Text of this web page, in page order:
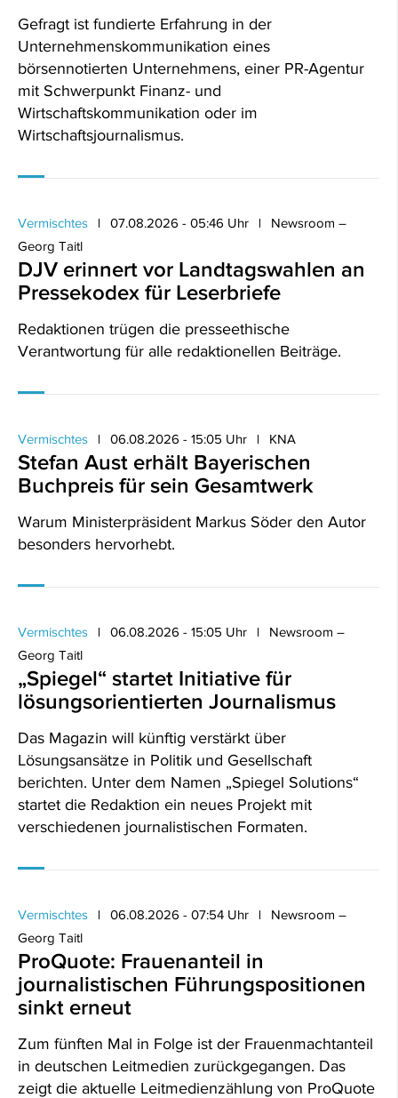
Gefragt ist fundierte Erfahrung in der
Unternehmenskommunikation eines
börsennotierten Unternehmens, einer PR-Agentur
mit Schwerpunkt Finanz- und
Wirtschaftskommunikation oder im
Wirtschaftsjournalismus.
Vermischtes 07.08.2026 - 05:46 Uhr
Newsroom –
Georg Taitl
DJV erinnert vor Landtagswahlen an
Pressekodex für Leserbriefe
Redaktionen trügen die presseethische
Verantwortung für alle redaktionellen Beiträge.
Vermischtes 06.08.2026 - 15:05 Uhr KNA
Stefan Aust erhält Bayerischen
Buchpreis für sein Gesamtwerk
Warum Ministerpräsident Markus Söder den Autor
besonders hervorhebt.
Vermischtes 06.08.2026 - 15:05 Uhr
Newsroom –
Georg Taitl
„Spiegel“ startet Initiative für
lösungsorientierten Journalismus
Das Magazin will künftig verstärkt über
Lösungsansätze in Politik und Gesellschaft
berichten. Unter dem Namen „Spiegel Solutions“
startet die Redaktion ein neues Projekt mit
verschiedenen journalistischen Formaten.
Vermischtes 06.08.2026 - 07:54 Uhr
Newsroom –
Georg Taitl
ProQuote: Frauenanteil in
journalistischen Führungspositionen
sinkt erneut
Zum fünften Mal in Folge ist der Frauenmachtanteil
in deutschen Leitmedien zurückgegangen. Das
zeigt die aktuelle Leitmedienzählung von ProQuote